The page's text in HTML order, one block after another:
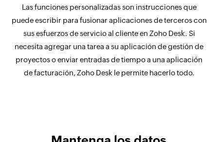
Las funciones personalizadas son instrucciones que
puede escribir para fusionar aplicaciones de terceros con
sus esfuerzos de servicio al cliente en Zoho Desk. Si
necesita agregar una tarea a su aplicación de gestión de
proyectos o enviar entradas de tiempo a una aplicación
de facturación, Zoho Desk le permite hacerlo todo.